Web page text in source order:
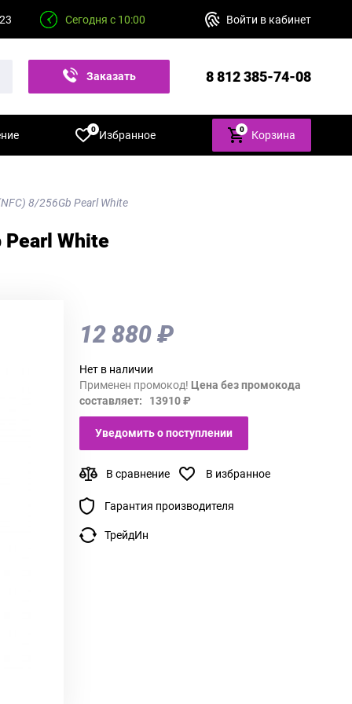
Сегодня с 10:00 Войти в кабинет
Заказать 8 812 385-74-08
Избранное
0 0 Корзина
8/256Gb Pearl White
Pearl White
12 880 ₽
Нет в наличии
Применен промокод! Цена без промокода
составляет: 13910 ₽
Уведомить о поступлении
В сравнение В избранное
Гарантия производителя
ТрейдИн